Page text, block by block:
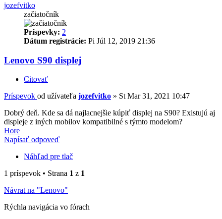
jozefvitko
začiatočník
Príspevky: 2
Dátum registrácie: Pi Júl 12, 2019 21:36
Lenovo S90 displej
Citovať
Príspevok od užívateľa jozefvitko » St Mar 31, 2021 10:47
Dobrý deň. Kde sa dá najlacnejšie kúpiť displej na S90? Existujú aj
displeje z iných mobilov kompatibilné s týmto modelom?
Hore
Napísať odpoveď
Náhľad pre tlač
1 príspevok • Strana 1 z 1
Návrat na "Lenovo"
Rýchla navigácia vo fórach